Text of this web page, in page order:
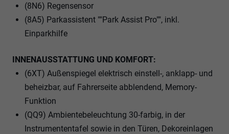
(8N6) Regensensor
(8A5) Parkassistent ""Park Assist Pro"", inkl.
Einparkhilfe
INNENAUSSTATTUNG UND KOMFORT:
(6XT) Außenspiegel elektrisch einstell-, anklapp- und
beheizbar, auf Fahrerseite abblendend, Memory-
Funktion
(QQ9) Ambientebeleuchtung 30-farbig, in der
Instrumententafel sowie in den Türen, Dekoreinlagen